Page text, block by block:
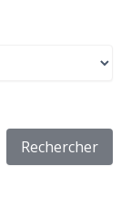
Rechercher